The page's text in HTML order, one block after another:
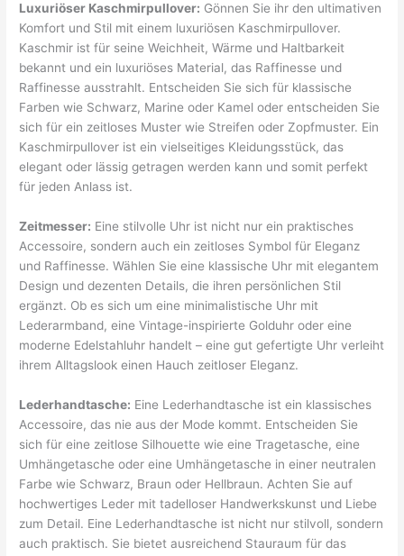
Luxuriöser Kaschmirpullover: Gönnen Sie ihr den ultimativen
Komfort und Stil mit einem luxuriösen Kaschmirpullover.
Kaschmir ist für seine Weichheit, Wärme und Haltbarkeit
bekannt und ein luxuriöses Material, das Raffinesse und
Raffinesse ausstrahlt. Entscheiden Sie sich für klassische
Farben wie Schwarz, Marine oder Kamel oder entscheiden Sie
sich für ein zeitloses Muster wie Streifen oder Zopfmuster. Ein
Kaschmirpullover ist ein vielseitiges Kleidungsstück, das
elegant oder lässig getragen werden kann und somit perfekt
für jeden Anlass ist.
Zeitmesser: Eine stilvolle Uhr ist nicht nur ein praktisches
Accessoire, sondern auch ein zeitloses Symbol für Eleganz
und Raffinesse. Wählen Sie eine klassische Uhr mit elegantem
Design und dezenten Details, die ihren persönlichen Stil
ergänzt. Ob es sich um eine minimalistische Uhr mit
Lederarmband, eine Vintage-inspirierte Golduhr oder eine
moderne Edelstahluhr handelt – eine gut gefertigte Uhr verleiht
ihrem Alltagslook einen Hauch zeitloser Eleganz.
Lederhandtasche: Eine Lederhandtasche ist ein klassisches
Accessoire, das nie aus der Mode kommt. Entscheiden Sie
sich für eine zeitlose Silhouette wie eine Tragetasche, eine
Umhängetasche oder eine Umhängetasche in einer neutralen
Farbe wie Schwarz, Braun oder Hellbraun. Achten Sie auf
hochwertiges Leder mit tadelloser Handwerkskunst und Liebe
zum Detail. Eine Lederhandtasche ist nicht nur stilvoll, sondern
auch praktisch. Sie bietet ausreichend Stauraum für das